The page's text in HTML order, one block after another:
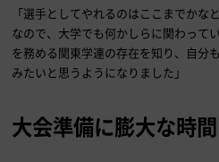
「選手としてやれるのはここまでかな
なので、大学でも何かしらに関わって
を務める関東学連の存在を知り、自分
みたいと思うようになりました」
大会準備に膨大な時